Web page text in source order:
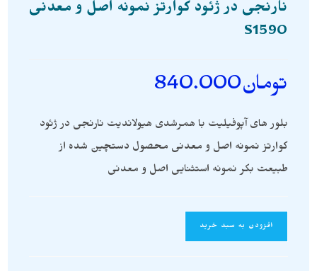
نارنجی در ژئود کوارتز نمونه اصل و معدنی
S1590
تومان840.000
بلور های آپوفیلیت با همرشدی هیولاندیت نارنجی در ژئود
کوارتز نمونه اصل و معدنی محصول دستچین شده از
طبیعت بکر نمونه استثنایی اصل و معدنی
افزودن به سبد خرید